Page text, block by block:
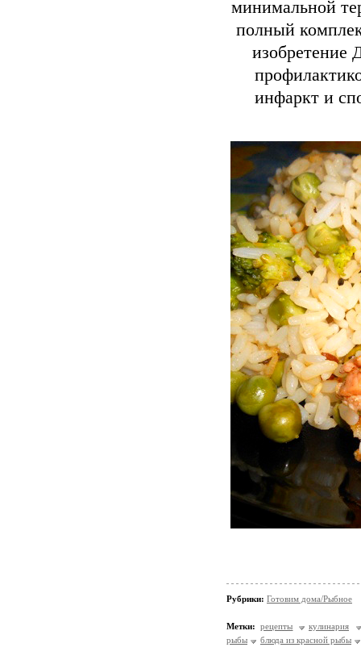
минимальной
полный
изобретение
инфаркт и
Рубрики: Готовим дома/Рыбное
Метки: рецепты
кулинария
рыбы
блюда из красной рыбы